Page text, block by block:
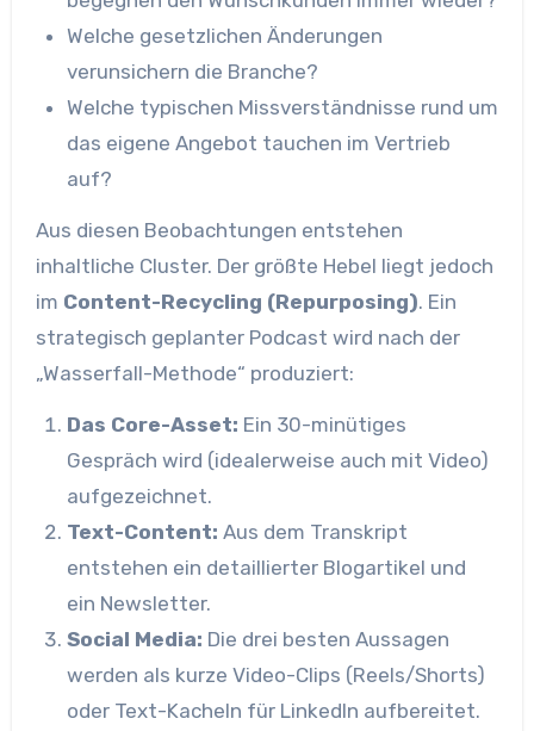
Welche gesetzlichen Änderungen
verunsichern die Branche?
Welche typischen Missverständnisse rund um
das eigene Angebot tauchen im Vertrieb
auf?
Aus diesen Beobachtungen entstehen
inhaltliche Cluster. Der größte Hebel liegt jedoch
im Content-Recycling (Repurposing). Ein
strategisch geplanter Podcast wird nach der
„Wasserfall-Methode“ produziert:
Das Core-Asset: Ein 30-minütiges
Gespräch wird (idealerweise auch mit Video)
aufgezeichnet.
Text-Content: Aus dem Transkript
entstehen ein detaillierter Blogartikel und
ein Newsletter.
Social Media: Die drei besten Aussagen
werden als kurze Video-Clips (Reels/Shorts)
oder Text-Kacheln für LinkedIn aufbereitet.